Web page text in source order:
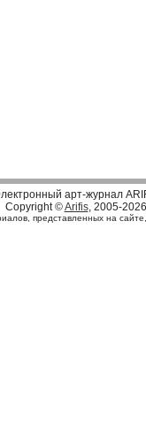
арт-журнал
Copyright ©Arifis, 2005-2026
представленных на